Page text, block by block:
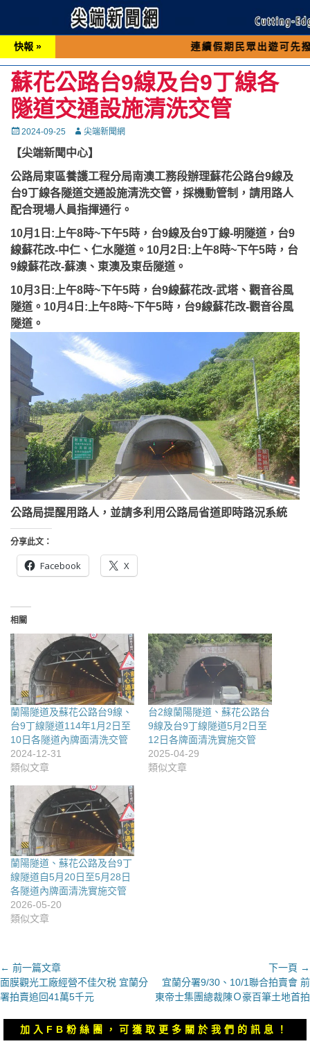
快報 » 連續假期民眾出遊可先撥打交通 「
蘇花公路台9線及台9丁線各
隧道交通設施清洗交管
Posted
2024-09-25 Autor尖端新聞網
【尖端新聞中心】
公路局東區養護工程分局南澳工務段辦理蘇花公路台9線及
台9丁線各隧道交通設施清洗交管，採機動管制，請用路人
配合現場人員指揮通行。
10月1日:上午8時~下午5時，台9線及台9丁線-明隧道，台9
線蘇花改-中仁、仁水隧道。 10月2日:上午8時~下午5時，台
9線蘇花改-蘇澳、東澳及東岳隧道。
10月3日:上午8時~下午5時，台9線蘇花改-武塔、觀音谷風
隧道。 10月4日:上午8時~下午5時，台9線蘇花改-觀音谷風
隧道。
公路局提醒用路人，並請多利用公路局省道即時路況系統
分享此文：
Facebook X
相關
蘭陽隧道及蘇花公路台9線、
台9丁線隧道114年1月2日至
10日各隧道內牌面清洗交管
2024-12-31
類似文章
台2線蘭陽隧道、蘇花公路台
9線及台9丁線隧道5月2日至
12日各牌面清洗實施交管
2025-04-29
類似文章
蘭陽隧道、蘇花公路及台9丁
線隧道自5月20日至5月28日
各隧道內牌面清洗實施交管
2026-05-20
類似文章
文
章
導
覽
← 前一篇文章
上
一
章：
面膜觀光工廠經營不佳欠税 宜蘭分
署拍賣追回41萬5千元
下一頁 →
下
一
文
章：
宜蘭分署9/30、10/1聯合拍賣會 前
東帝士集團總裁陳Ｏ豪百筆土地首拍
加入FB粉絲團，可獲取更多關於我們的訊息！